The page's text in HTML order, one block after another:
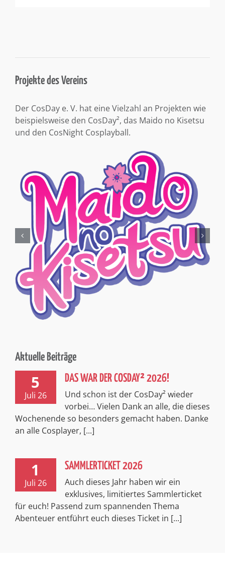
Projekte des Vereins
Der CosDay e. V. hat eine Vielzahl an Projekten wie
beispielsweise den CosDay², das Maido no Kisetsu
und den CosNight Cosplayball.
Aktuelle Beiträge
5
Juli 26
DAS WAR DER COSDAY² 2026!
Und schon ist der CosDay² wieder
vorbei… Vielen Dank an alle, die dieses
Wochenende so besonders gemacht haben. Danke
an alle Cosplayer, [...]
1
Juli 26
SAMMLERTICKET 2026
Auch dieses Jahr haben wir ein
exklusives, limitiertes Sammlerticket
für euch! Passend zum spannenden Thema
Abenteuer entführt euch dieses Ticket in [...]